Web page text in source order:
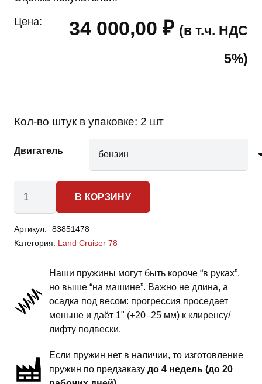
Цена: 34 000,00 ₽ (в т.ч. НДС
5%)
Кол-во штук в упаковке: 2 шт
Двигатель
товара
Land
Cruiser
пружины
передней
подвески
дюйма
В КОРЗИНУ
Артикул:
83851478
Категория: Land Cruiser 78
Наши пружины могут быть короче “в руках”,
но выше “на машине”. Важно не длина, а
осадка под весом: прогрессия проседает
меньше и даёт 1" (+20–25 мм) к клиренсу/
лифту подвески.
Если пружин нет в наличии, то изготовление
пружин по предзаказу до 4 недель (до 20